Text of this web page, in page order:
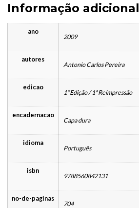
Informação adicional
ano
2009
autores
Antonio Carlos Pereira
edicao
1ª Edição / 1ª Reimpressão
encadernacao
Capa dura
idioma
Português
isbn
9788560842131
no-de-paginas
704